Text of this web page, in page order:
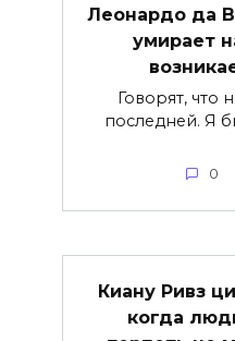
Леонардо да
умирает
Говорят, что
последней. Я
0
Киану Ривз
когда